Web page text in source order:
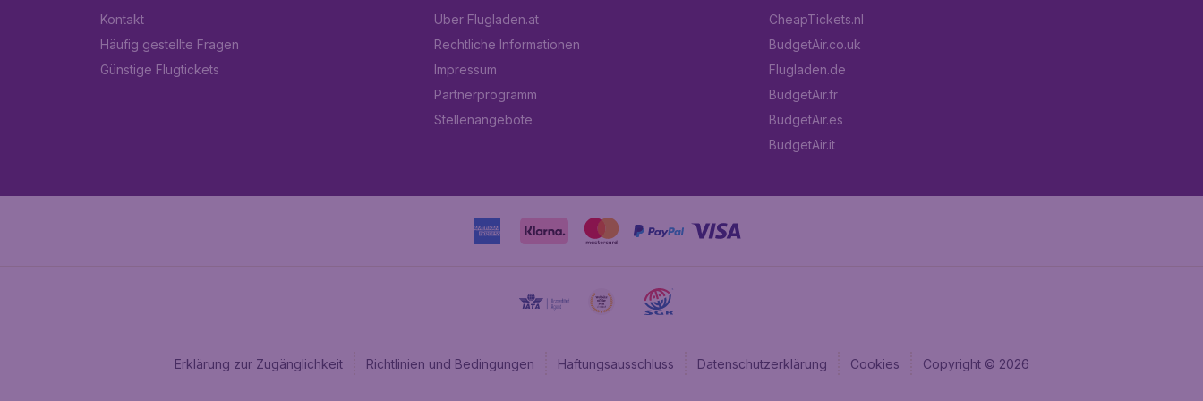
Kontakt
Häufig gestellte Fragen
Günstige Flugtickets
Über Flugladen.at
Rechtliche Informationen
Impressum
Partnerprogramm
Stellenangebote
CheapTickets.nl
BudgetAir.co.uk
Flugladen.de
BudgetAir.fr
BudgetAir.es
BudgetAir.it
Erklärung zur Zugänglichkeit Richtlinien und Bedingungen Haftungsausschluss Datenschutzerklärung Cookies Copyright © 2026